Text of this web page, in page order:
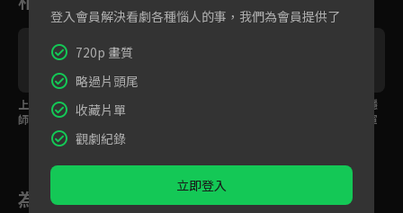
上場比武用失傳刀法，
師父的真實身份究竟是
預告｜背負叛國罪名隱
忍十二年！瘋批女將軍
為您推薦
登入會員解決看劇各種惱人的事，我們為會員提供了
720p 畫質
略過片頭尾
收藏片單
觀劇紀錄
立即登入